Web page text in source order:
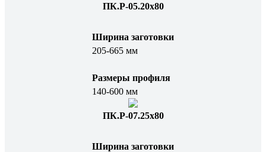
ПК.Р-05.20x80
Ширина заготовки
205-665 мм
Размеры профиля
140-600 мм
ПК.Р-07.25х80
Ширина заготовки